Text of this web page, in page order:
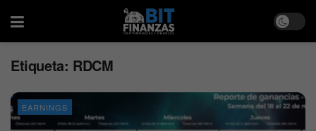
Etiqueta: RDCM
EARNINGS